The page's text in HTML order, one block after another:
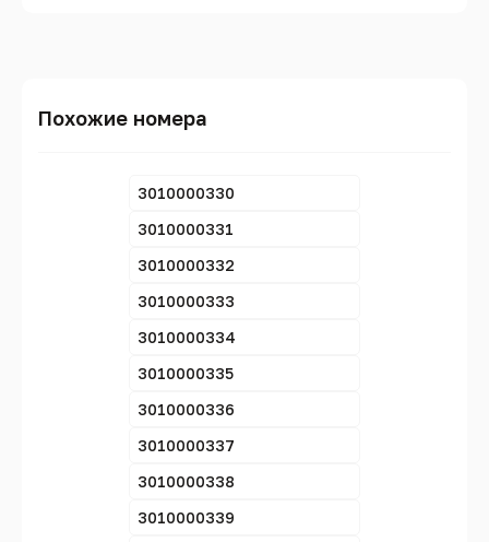
Похожие номера
3010000330
3010000331
3010000332
3010000333
3010000334
3010000335
3010000336
3010000337
3010000338
3010000339